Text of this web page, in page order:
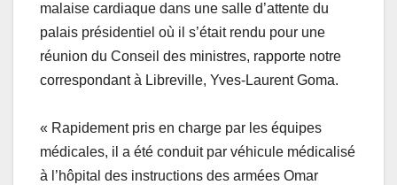
malaise cardiaque dans une salle d’attente du
palais présidentiel où il s’était rendu pour une
réunion du Conseil des ministres, rapporte notre
correspondant à Libreville, Yves-Laurent Goma.
« Rapidement pris en charge par les équipes
médicales, il a été conduit par véhicule médicalisé
à l’hôpital des instructions des armées Omar